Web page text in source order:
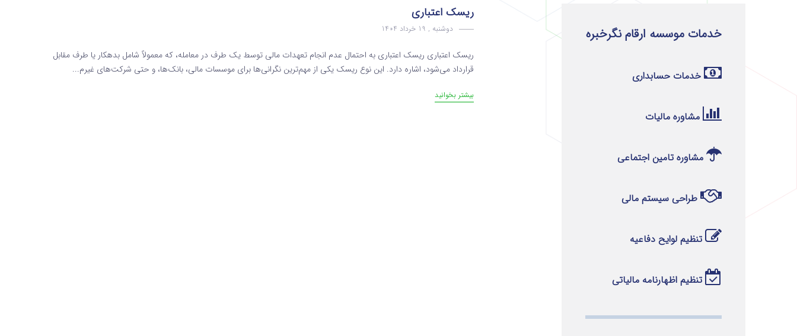
ریسک اعتباری
دوشنبه , 19 خرداد 1404
ریسک اعتباری ریسک اعتباری به احتمال عدم انجام تعهدات مالی توسط یک طرف در معامله، که معمولاً شامل بدهکار یا طرف مقابل
قرارداد می‌شود، اشاره دارد. این نوع ریسک یکی از مهم‌ترین نگرانی‌ها برای موسسات مالی، بانک‌ها، و حتی شرکت‌های غیرم...
بیشتر بخوانید
خدمات موسسه ارقام نگرخبره
خدمات حسابداری
مشاوره مالیات
مشاوره تامین اجتماعی
طراحی سیستم مالی
تنظیم لوایح دفاعیه
تنظیم اظهارنامه مالیاتی